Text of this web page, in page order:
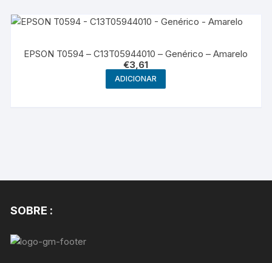
EPSON T0594 – C13T05944010 – Genérico – Amarelo
€3,61
ADICIONAR
SOBRE :